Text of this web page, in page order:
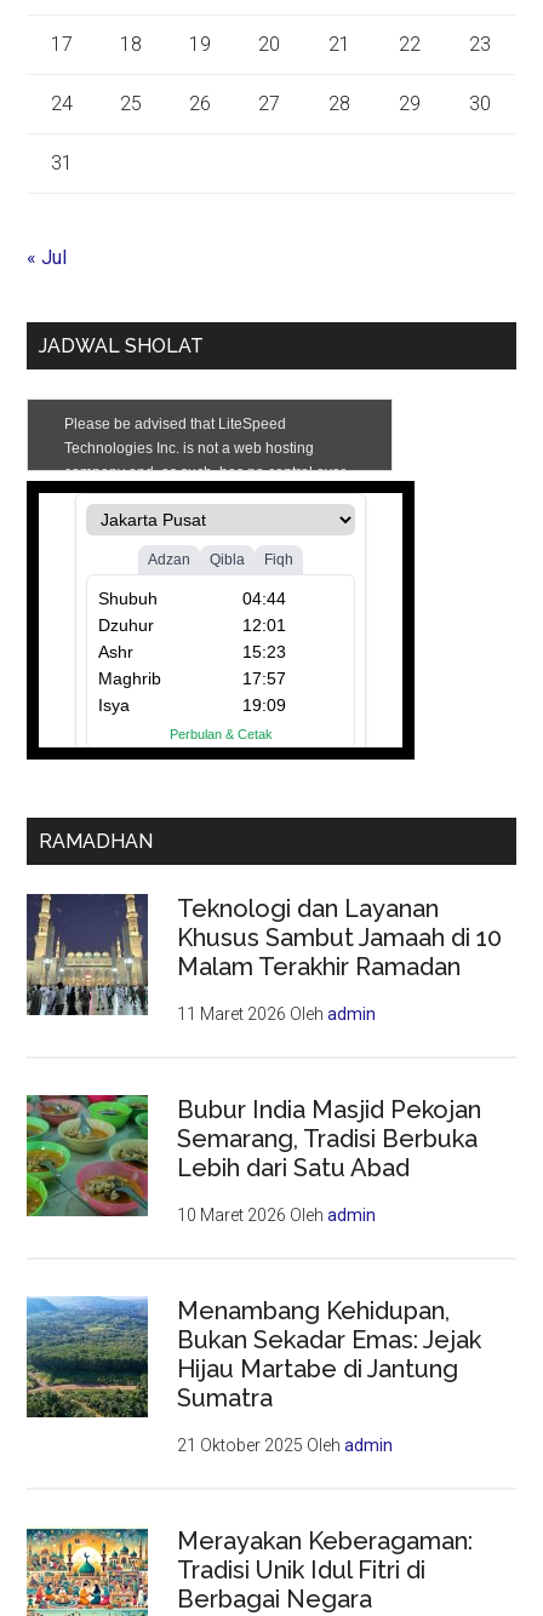
17 18 19 20 21 22 23
24 25 26 27 28 29 30
31
« Jul
JADWAL SHOLAT
RAMADHAN
Teknologi dan Layanan
Khusus Sambut Jamaah di 10
Malam Terakhir Ramadan
11 Maret 2026 Olehadmin
Bubur India Masjid Pekojan
Semarang, Tradisi Berbuka
Lebih dari Satu Abad
10 Maret 2026 Olehadmin
Menambang Kehidupan,
Bukan Sekadar Emas: Jejak
Hijau Martabe di Jantung
Sumatra
21 Oktober 2025 Olehadmin
Merayakan Keberagaman:
Tradisi Unik Idul Fitri di
Berbagai Negara